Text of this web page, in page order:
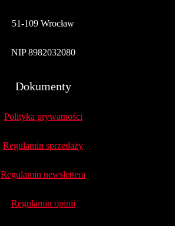
51-109 Wrocław
NIP 8982032080
Dokumenty
Polityka prywatności
Regulamin sprzedaży
Regulamin newslettera
Regulamin opinii